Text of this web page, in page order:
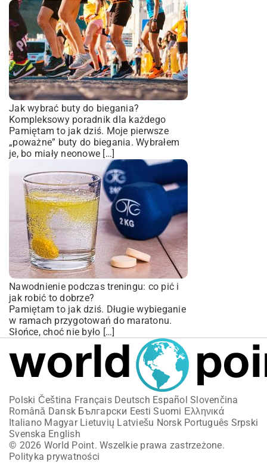
Jak wybrać buty do biegania?
Kompleksowy poradnik dla każdego
Pamiętam to jak dziś. Moje pierwsze
„poważne” buty do biegania. Wybrałem
je, bo miały neonowe […]
Nawodnienie podczas treningu: co pić i
jak robić to dobrze?
Pamiętam to jak dziś. Długie wybieganie
w ramach przygotowań do maratonu.
Słońce, choć nie było […]
Polski Čeština Français Deutsch Español Slovenčina
Română Dansk Български Eesti Suomi Ελληνικά
Italiano Magyar Lietuvių Latviešu Norsk Português Srpski
Svenska English
© 2026 World Point. Wszelkie prawa zastrzeżone.
Polityka prywatności